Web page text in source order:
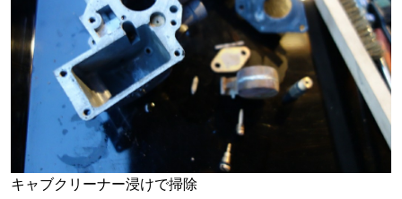
キャブクリーナー浸けで掃除